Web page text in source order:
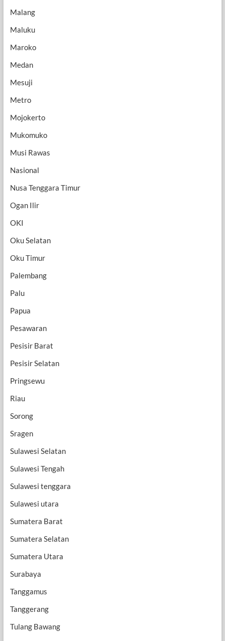
Malang
Maluku
Maroko
Medan
Mesuji
Metro
Mojokerto
Mukomuko
Musi Rawas
Nasional
Nusa Tenggara Timur
Ogan Ilir
OKI
Oku Selatan
Oku Timur
Palembang
Palu
Papua
Pesawaran
Pesisir Barat
Pesisir Selatan
Pringsewu
Riau
Sorong
Sragen
Sulawesi Selatan
Sulawesi Tengah
Sulawesi tenggara
Sulawesi utara
Sumatera Barat
Sumatera Selatan
Sumatera Utara
Surabaya
Tanggamus
Tanggerang
Tulang Bawang